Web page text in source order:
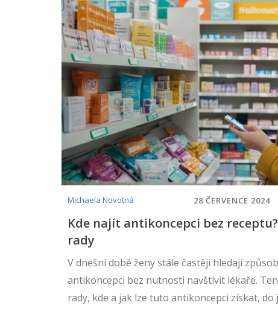
Michaela Novotná 28 ČERVENCE 2024
Kde najít antikoncepci bez
rady
V dnešní době ženy stále častěji hledají
antikoncepci bez nutnosti navštívit lékaře.
rady, kde a jak lze tuto antikoncepci získat,